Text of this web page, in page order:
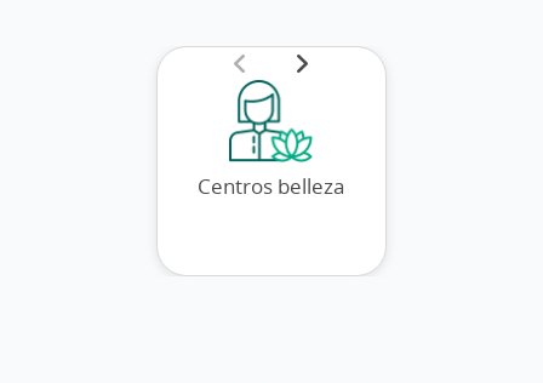
Centros belleza